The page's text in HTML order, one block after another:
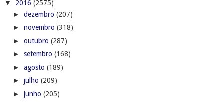
▼ 2016 (2575)
► dezembro (207)
► novembro (318)
► outubro (287)
► setembro (168)
► agosto (189)
► julho (209)
► junho (205)